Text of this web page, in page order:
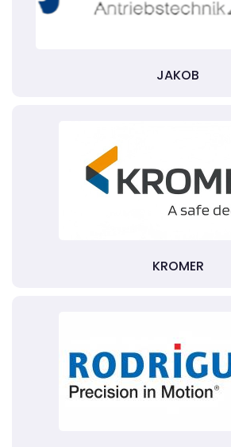
JAKOB
KROMER